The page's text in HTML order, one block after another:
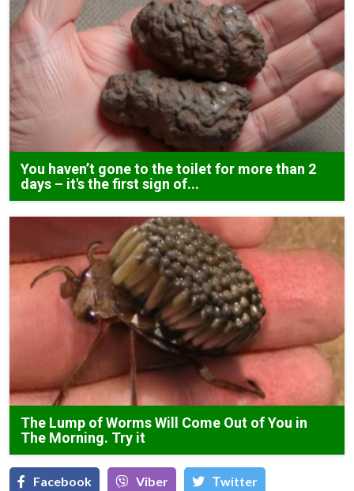
You haven’t gone to the toilet for more than 2
days – it's the first sign of...
The Lump of Worms Will Come Out of You in
The Morning. Try it
Facebook Viber Тwitter